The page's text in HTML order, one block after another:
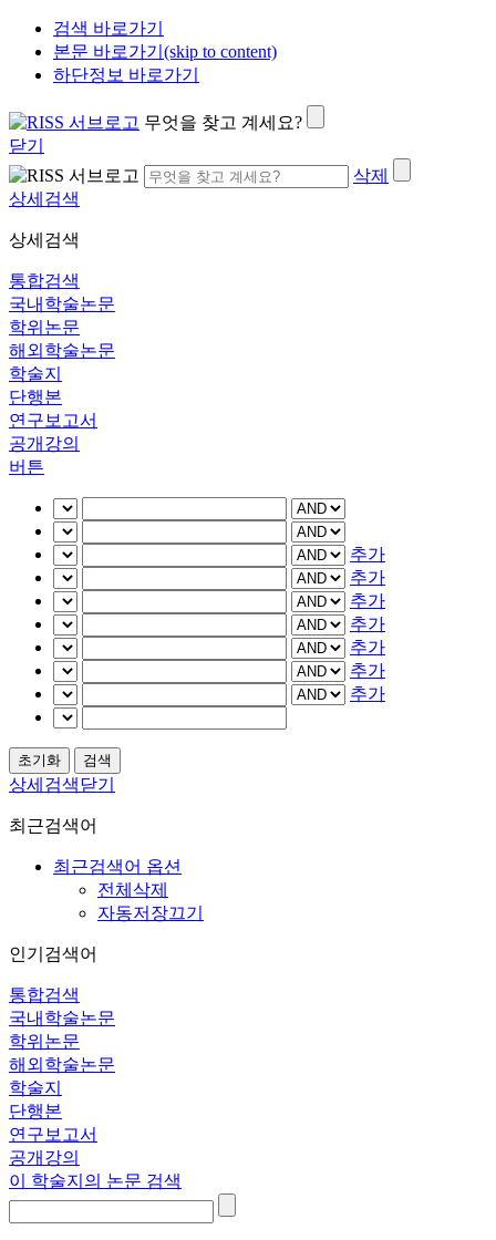
검색 바로가기
본문 바로가기(skip to content)
하단정보 바로가기
무엇을 찾고 계세요?
닫기
삭제
상세검색
상세검색
통합검색
국내학술논문
학위논문
해외학술논문
학술지
단행본
연구보고서
공개강의
버튼
추가
추가
추가
추가
추가
추가
추가
상세검색닫기
최근검색어
최근검색어 옵션
전체삭제
자동저장끄기
인기검색어
통합검색
국내학술논문
학위논문
해외학술논문
학술지
단행본
연구보고서
공개강의
이 학술지의 논문 검색